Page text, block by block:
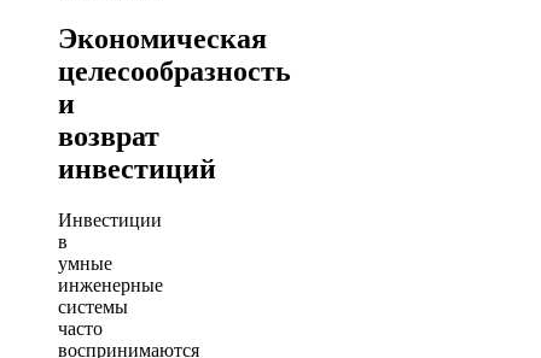
Экономическая
целесообразность
и
возврат
инвестиций
Инвестиции
в
умные
инженерные
системы
часто
воспринимаются